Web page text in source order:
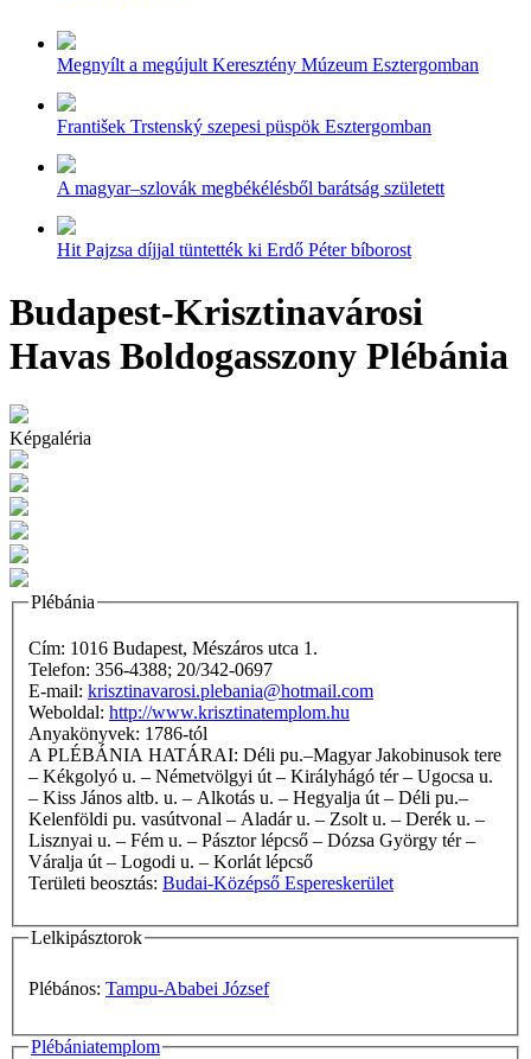
Megnyílt a megújult Keresztény Múzeum Esztergomban
František Trstenský szepesi püspök Esztergomban
A magyar–szlovák megbékélésből barátság született
Hit Pajzsa díjjal tüntették ki Erdő Péter bíborost
Budapest-Krisztinavárosi
Havas Boldogasszony Plébánia
Képgaléria
Plébánia
Cím: 1016 Budapest, Mészáros utca 1.
Telefon: 356-4388; 20/342-0697
E-mail: krisztinavarosi.plebania@hotmail.com
Weboldal: http://www.krisztinatemplom.hu
Anyakönyvek: 1786-tól
A PLÉBÁNIA HATÁRAI: Déli pu.–Magyar Jakobinusok tere
– Kékgolyó u. – Németvölgyi út – Királyhágó tér – Ugocsa u.
– Kiss János altb. u. – Alkotás u. – Hegyalja út – Déli pu.–
Kelenföldi pu. vasútvonal – Aladár u. – Zsolt u. – Derék u. –
Lisznyai u. – Fém u. – Pásztor lépcső – Dózsa György tér –
Váralja út – Logodi u. – Korlát lépcső
Területi beosztás: Budai-Középső Espereskerület
Lelkipásztorok
Plébános: Tampu-Ababei József
Plébániatemplom